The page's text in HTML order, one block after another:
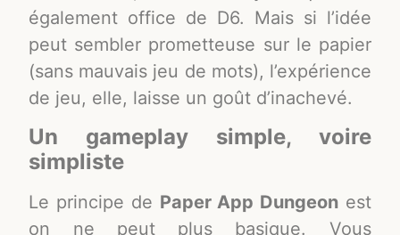
également office de D6. Mais si l’idée
peut sembler prometteuse sur le papier
(sans mauvais jeu de mots), l’expérience
de jeu, elle, laisse un goût d’inachevé.
Un gameplay simple, voire
simpliste
Le principe de Paper App Dungeon est
on ne peut plus basique. Vous